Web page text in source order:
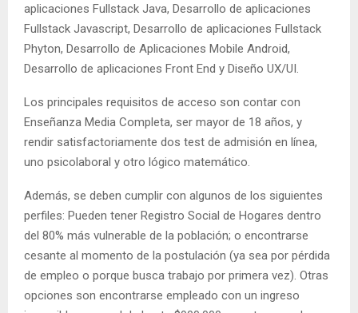
aplicaciones Fullstack Java, Desarrollo de aplicaciones
Fullstack Javascript, Desarrollo de aplicaciones Fullstack
Phyton, Desarrollo de Aplicaciones Mobile Android,
Desarrollo de aplicaciones Front End y Diseño UX/UI.
Los principales requisitos de acceso son contar con
Enseñanza Media Completa, ser mayor de 18 años, y
rendir satisfactoriamente dos test de admisión en línea,
uno psicolaboral y otro lógico matemático.
Además, se deben cumplir con algunos de los siguientes
perfiles: Pueden tener Registro Social de Hogares dentro
del 80% más vulnerable de la población; o encontrarse
cesante al momento de la postulación (ya sea por pérdida
de empleo o porque busca trabajo por primera vez). Otras
opciones son encontrarse empleado con un ingreso